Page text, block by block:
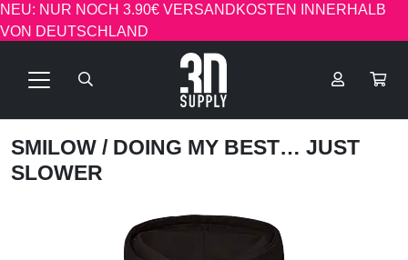
NEU: NUR NOCH 3.90€ VERSANDKOSTEN INNERHALB
VON DEUTSCHLAND
SMILOW / DOING MY BEST… JUST
SLOWER